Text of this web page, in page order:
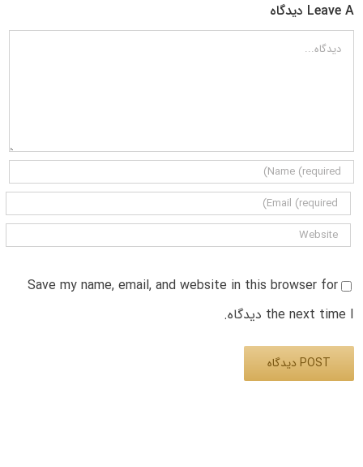
Leave A دیدگاه
دیدگاه
Save my name, email, and website in this browser for
the next time I دیدگاه.